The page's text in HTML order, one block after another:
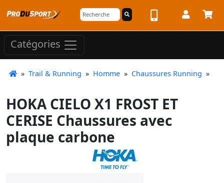
Catégories
» Trail & Running » Homme » Chaussures Running »
HOKA CIELO X1 FROST ET
CERISE Chaussures avec
plaque carbone